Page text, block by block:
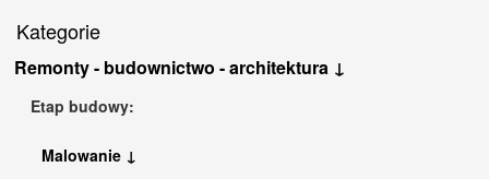
Kategorie
Remonty - budownictwo - architektura ↓
Etap budowy:
Malowanie ↓